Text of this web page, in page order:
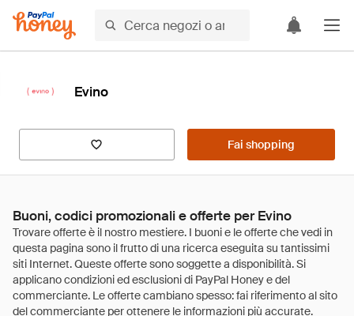
Evino
Fai shopping
Buoni, codici promozionali e offerte per Evino